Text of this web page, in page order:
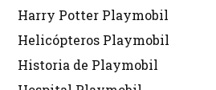
Harry Potter Playmobil
Helicópteros Playmobil
Historia de Playmobil